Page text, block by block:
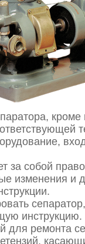
за собой
изменения и
инструкцию.
для ремонта